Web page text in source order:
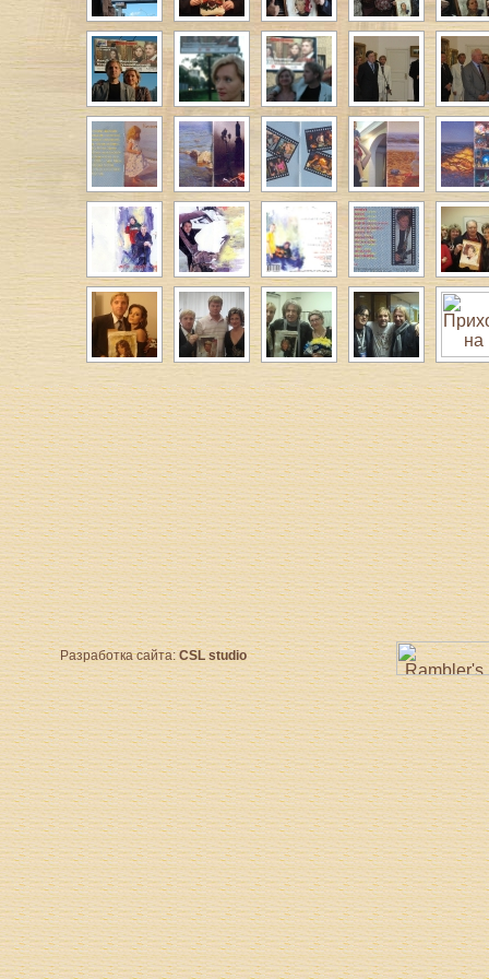
Разработка сайта:CSL studio